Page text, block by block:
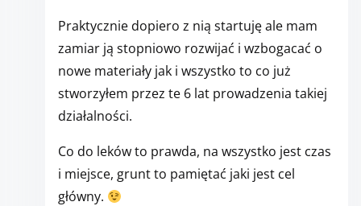
Praktycznie dopiero z nią startuję ale mam
zamiar ją stopniowo rozwijać i wzbogacać o
nowe materiały jak i wszystko to co już
stworzyłem przez te 6 lat prowadzenia takiej
działalności.
Co do leków to prawda, na wszystko jest czas
i miejsce, grunt to pamiętać jaki jest cel
główny.